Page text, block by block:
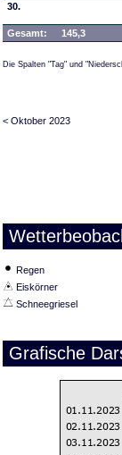
30.
Gesamt: 145,3
Die Spalten "Tag" und
< Oktober 2023
Regen
Eiskörner
Schneegriesel
Grafische